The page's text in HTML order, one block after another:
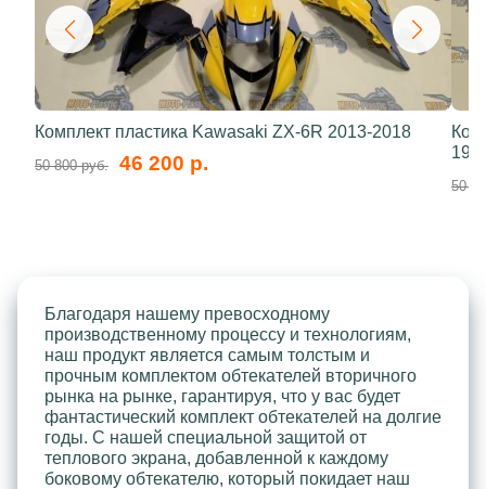
Комплект пластика Kawasaki ZX-6R 2013-2018
50 800 руб. 46 200 р.
50
Благодаря нашему превосходному
производственному процессу и технологиям,
наш продукт является самым толстым и
прочным комплектом обтекателей вторичного
рынка на рынке, гарантируя, что у вас будет
фантастический комплект обтекателей на долгие
годы. С нашей специальной защитой от
теплового экрана, добавленной к каждому
боковому обтекателю, который покидает наш